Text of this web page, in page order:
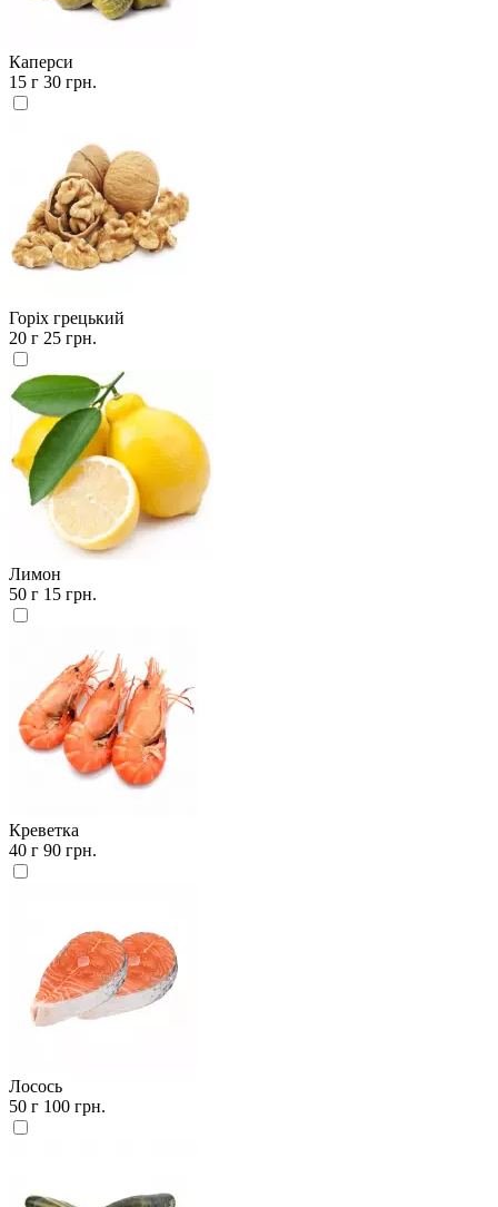
Каперси
15 г 30 грн.
Горіх грецький
20 г 25 грн.
Лимон
50 г 15 грн.
Креветка
40 г 90 грн.
Лосось
50 г 100 грн.